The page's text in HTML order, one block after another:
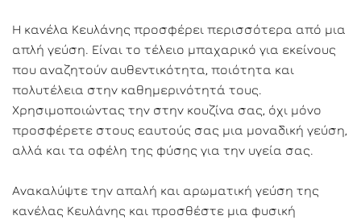
Η κανέλα Κευλάνης προσφέρει περισσότερα από μια
απλή γεύση. Είναι το τέλειο μπαχαρικό για εκείνους
που αναζητούν αυθεντικότητα, ποιότητα και
πολυτέλεια στην καθημερινότητά τους.
Χρησιμοποιώντας την στην κουζίνα σας, όχι μόνο
προσφέρετε στους εαυτούς σας μια μοναδική γεύση,
αλλά και τα οφέλη της φύσης για την υγεία σας.
Ανακαλύψτε την απαλή και αρωματική γεύση της
κανέλας Κευλάνης και προσθέστε μια φυσική